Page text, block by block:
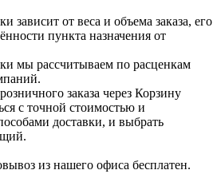
зависит от веса и объема заказа, его
пункта назначения от
мы рассчитываем по расценкам
заказа через Корзину
с точной стоимостью и
доставки, и выбрать
из нашего офиса бесплатен.